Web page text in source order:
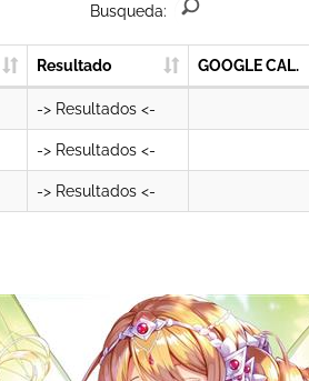
Busqueda:
Resultado GOOGLE CAL.
-> Resultados <-
-> Resultados <-
-> Resultados <-